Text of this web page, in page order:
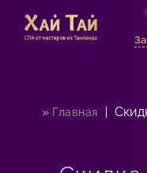
УСЛУГИ
» Главная